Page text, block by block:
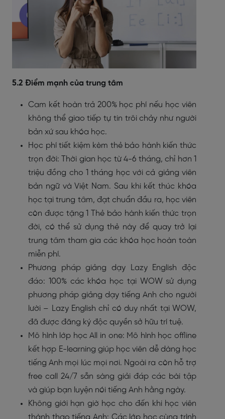
5.2 Điểm mạnh của trung tâm
Cam kết hoàn trả 200% học phí nếu học viên
không thể giao tiếp tự tin trôi chảy như người
bản xứ sau khóa học.
Học phí tiết kiệm kèm thẻ bảo hành kiến thức
trọn đời: Thời gian học từ 4-6 tháng, chỉ hơn 1
triệu đồng cho 1 tháng học với cả giảng viên
bản ngữ và Việt Nam. Sau khi kết thúc khóa
học tại trung tâm, đạt chuẩn đầu ra, học viên
còn được tặng 1 Thẻ bảo hành kiến thức trọn
đời, có thể sử dụng thẻ này để quay trở lại
trung tâm tham gia các khóa học hoàn toàn
miễn phí.
Phương pháp giảng dạy Lazy English độc
đáo: 100% các khóa học tại WOW sử dụng
phương pháp giảng dạy tiếng Anh cho người
lười – Lazy English chỉ có duy nhất tại WOW,
đã được đăng ký độc quyền sở hữu trí tuệ.
Mô hình lớp học All in one: Mô hình học offline
kết hợp E-learning giúp học viên dễ dàng học
tiếng Anh mọi lúc mọi nơi. Ngoài ra còn hỗ trợ
free call 24/7 sẵn sàng giải đáp các bài tập
và giúp bạn luyện nói tiếng Anh hằng ngày.
Không giới hạn giờ học cho đến khi học viên
thành thạo tiếng Anh: Các lớp học cùng trình